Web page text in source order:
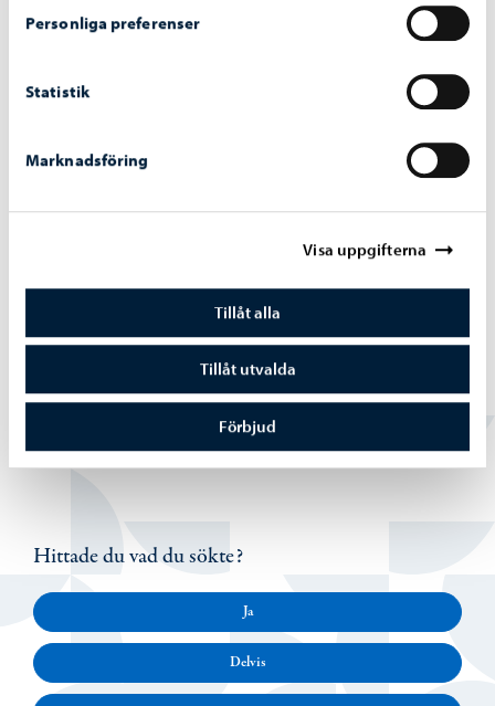
Personliga preferenser
Statistik
Marknadsföring
Visa uppgifterna
Tillåt alla
Tillåt utvalda
Förbjud
Läsår och semester
Verksamhetspunkter
Konstskolans verksamhetspunkter
Hittade du vad du sökte?
Ja
Delvis